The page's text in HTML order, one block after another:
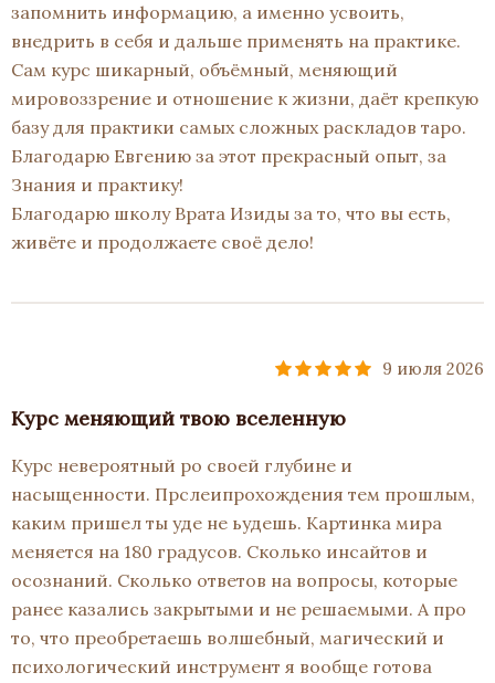
запомнить информацию, а именно усвоить,
внедрить в себя и дальше применять на практике.
Сам курс шикарный, объёмный, меняющий
мировоззрение и отношение к жизни, даёт крепкую
базу для практики самых сложных раскладов таро.
Благодарю Евгению за этот прекрасный опыт, за
Знания и практику!
Благодарю школу Врата Изиды за то, что вы есть,
живёте и продолжаете своё дело!
9 июля 2026
Курс меняющий твою вселенную
Курс невероятный ро своей глубине и
насыщенности. Прслеипрохождения тем прошлым,
каким пришел ты уде не ьудешь. Картинка мира
меняется на 180 градусов. Сколько инсайтов и
осознаний. Сколько ответов на вопросы, которые
ранее казались закрытыми и не решаемыми. А про
то, что преобретаешь волшебный, магический и
психологический инструмент я вообще готова